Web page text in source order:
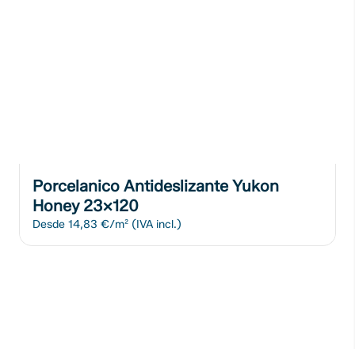
Porcelanico Antideslizante Yukon
Honey 23x120
Desde 14,83 €/m² (IVA incl.)